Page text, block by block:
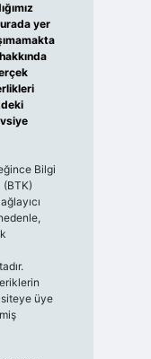
yer
Bilgi
üye